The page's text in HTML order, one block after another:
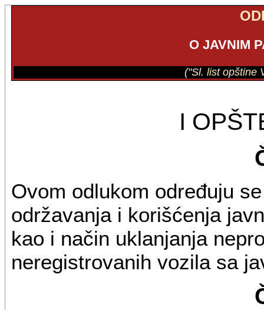
O JAVNIM
("Sl. list opštine
I
Ovom odlukom određuju
održavanja i korišćenja
kao i način uklanjanja
neregistrovanih vozila sa